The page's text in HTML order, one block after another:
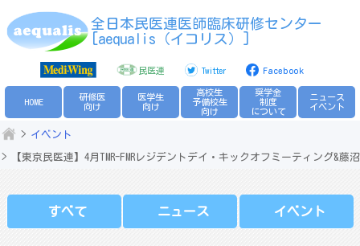
to
全日本民医連医師臨床研修センター
[aequalis（イコリス）]
民医連 Twitter Facebook
HOME
研修医
向け
医学生
向け
高校生
予備校生
向け
奨学金
制度
について
ニュース
イベント
イベント
【東京民医連】4月TMR-FMRレジデントデイ・キックオフミーティング&藤
すべて ニュース イベント